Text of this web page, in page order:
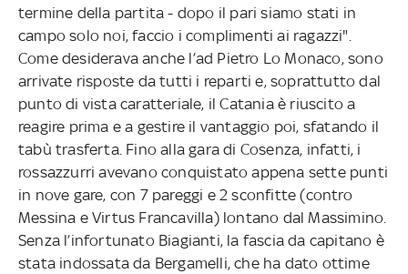
termine della partita - dopo il pari siamo stati in
campo solo noi, faccio i complimenti ai ragazzi".
Come desiderava anche l’ad Pietro Lo Monaco, sono
arrivate risposte da tutti i reparti e, soprattutto dal
punto di vista caratteriale, il Catania è riuscito a
reagire prima e a gestire il vantaggio poi, sfatando il
tabù trasferta. Fino alla gara di Cosenza, infatti, i
rossazzurri avevano conquistato appena sette punti
in nove gare, con 7 pareggi e 2 sconfitte (contro
Messina e Virtus Francavilla) lontano dal Massimino.
Senza l’infortunato Biagianti, la fascia da capitano è
stata indossata da Bergamelli, che ha dato ottime